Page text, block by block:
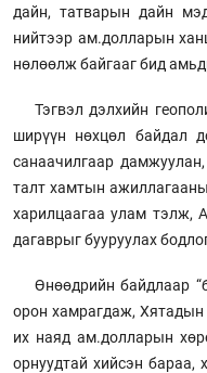
дайн, татварын дайн
нийтээр ам.долларын
нөлөөлж байгааг бид
Тэгвэл дэлхийн
ширүүн нөхцөл байдал
санаачилгаар
талт хамтын
харилцаагаа улам тэлж,
дагаврыг бууруулах
Өнөөдрийн байдлаар
орон хамрагдаж, Хятадын
их наяд ам.долларын
орнуудтай хийсэн